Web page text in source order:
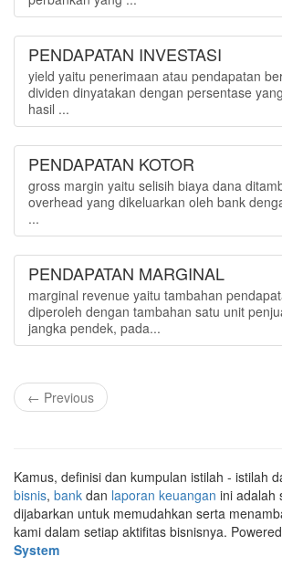
PENDAPATAN INVESTASI
yield yaitu penerimaan atau pendapatan
dividen dinyatakan dengan persentase
hasil ...
PENDAPATAN KOTOR
gross margin yaitu selisih biaya dana
overhead yang dikeluarkan oleh bank
...
PENDAPATAN MARGINAL
marginal revenue yaitu tambahan
diperoleh dengan tambahan satu unit
jangka pendek, pada...
← Previous
Kamus, definisi dan kumpulan istilah - istilah
bisnis, bank dan laporan keuangan ini adalah
dijabarkan untuk memudahkan serta
kami dalam setiap aktifitas bisnisnya.
System